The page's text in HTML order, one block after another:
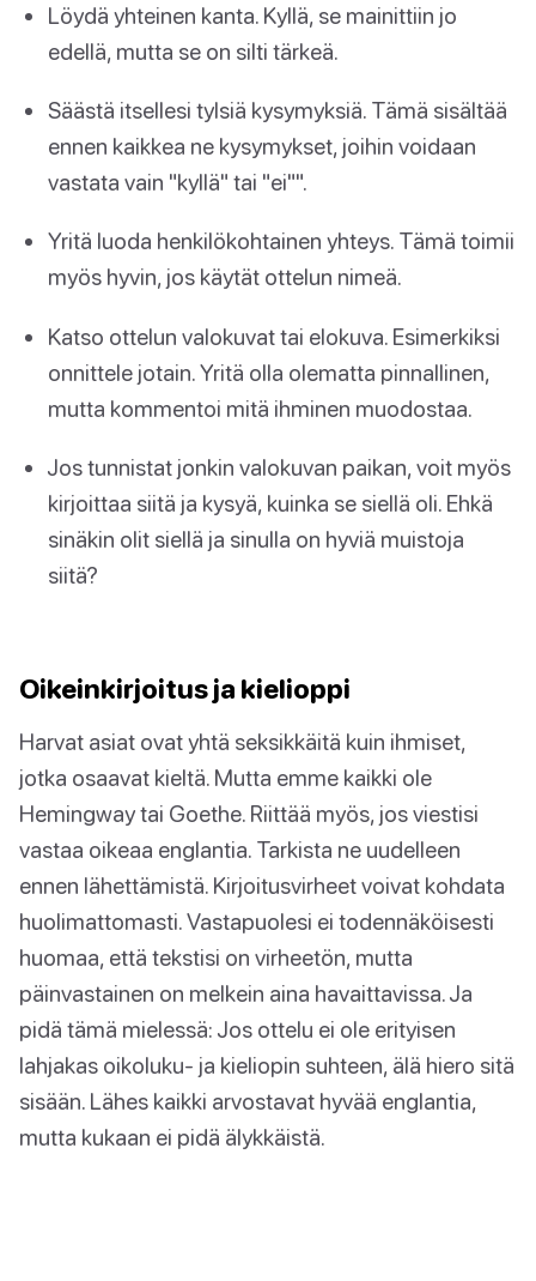
Löydä yhteinen kanta. Kyllä, se mainittiin jo
edellä, mutta se on silti tärkeä.
Säästä itsellesi tylsiä kysymyksiä. Tämä sisältää
ennen kaikkea ne kysymykset, joihin voidaan
vastata vain "kyllä" tai "ei"".
Yritä luoda henkilökohtainen yhteys. Tämä toimii
myös hyvin, jos käytät ottelun nimeä.
Katso ottelun valokuvat tai elokuva. Esimerkiksi
onnittele jotain. Yritä olla olematta pinnallinen,
mutta kommentoi mitä ihminen muodostaa.
Jos tunnistat jonkin valokuvan paikan, voit myös
kirjoittaa siitä ja kysyä, kuinka se siellä oli. Ehkä
sinäkin olit siellä ja sinulla on hyviä muistoja
siitä?
Oikeinkirjoitus ja kielioppi
Harvat asiat ovat yhtä seksikkäitä kuin ihmiset,
jotka osaavat kieltä. Mutta emme kaikki ole
Hemingway tai Goethe. Riittää myös, jos viestisi
vastaa oikeaa englantia. Tarkista ne uudelleen
ennen lähettämistä. Kirjoitusvirheet voivat kohdata
huolimattomasti. Vastapuolesi ei todennäköisesti
huomaa, että tekstisi on virheetön, mutta
päinvastainen on melkein aina havaittavissa. Ja
pidä tämä mielessä: Jos ottelu ei ole erityisen
lahjakas oikoluku- ja kieliopin suhteen, älä hiero sitä
sisään. Lähes kaikki arvostavat hyvää englantia,
mutta kukaan ei pidä älykkäistä.